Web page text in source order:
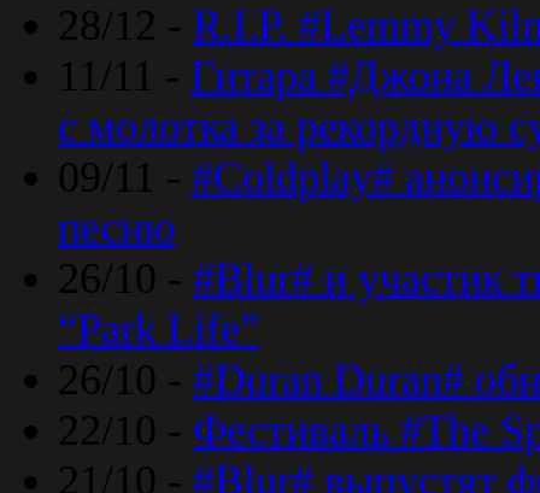
28/12 - R.I.P. #Lemmy
11/11 - Гитара #Джона
с молотка за рекордную
09/11 - #Coldplay#
песню
26/10 - #Blur# и участик
“Park Life”
26/10 - #Duran Duran#
22/10 - Фестиваль #The
21/10 - #Blur# выпустят